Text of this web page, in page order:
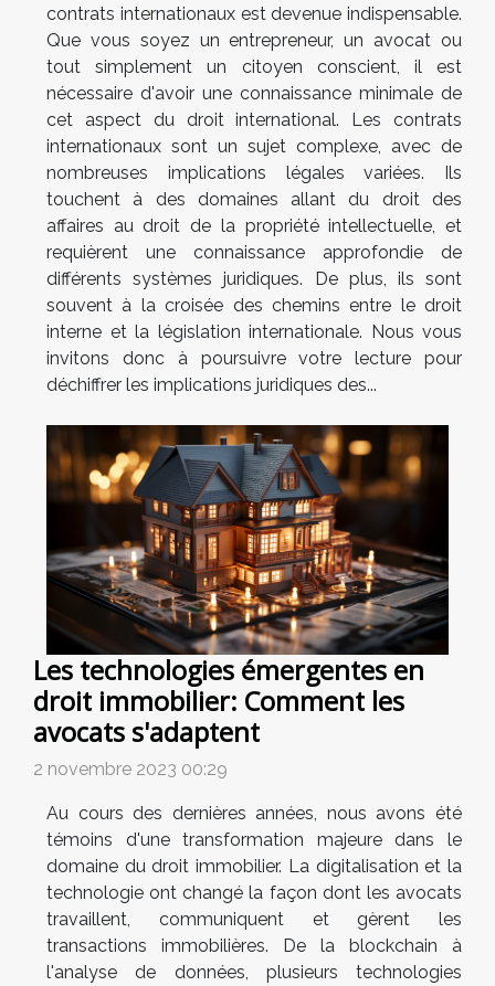
contrats internationaux est devenue indispensable.
Que vous soyez un entrepreneur, un avocat ou
tout simplement un citoyen conscient, il est
nécessaire d'avoir une connaissance minimale de
cet aspect du droit international. Les contrats
internationaux sont un sujet complexe, avec de
nombreuses implications légales variées. Ils
touchent à des domaines allant du droit des
affaires au droit de la propriété intellectuelle, et
requièrent une connaissance approfondie de
différents systèmes juridiques. De plus, ils sont
souvent à la croisée des chemins entre le droit
interne et la législation internationale. Nous vous
invitons donc à poursuivre votre lecture pour
déchiffrer les implications juridiques des...
Les technologies émergentes en
droit immobilier: Comment les
avocats s'adaptent
2 novembre 2023 00:29
Au cours des dernières années, nous avons été
témoins d'une transformation majeure dans le
domaine du droit immobilier. La digitalisation et la
technologie ont changé la façon dont les avocats
travaillent, communiquent et gèrent les
transactions immobilières. De la blockchain à
l'analyse de données, plusieurs technologies